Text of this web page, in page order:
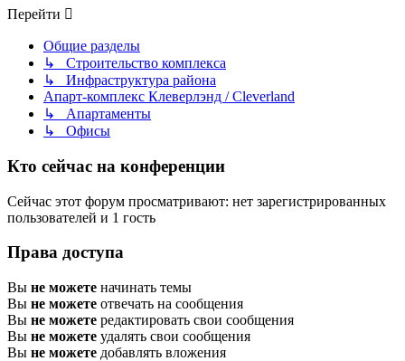
Перейти
Общие разделы
↳ Строительство комплекса
↳ Инфраструктура района
Апарт-комплекс Клеверлэнд / Cleverland
↳ Апартаменты
↳ Офисы
Кто сейчас на конференции
Сейчас этот форум просматривают: нет зарегистрированных
пользователей и 1 гость
Права доступа
Вы не можете начинать темы
Вы не можете отвечать на сообщения
Вы не можете редактировать свои сообщения
Вы не можете удалять свои сообщения
Вы не можете добавлять вложения